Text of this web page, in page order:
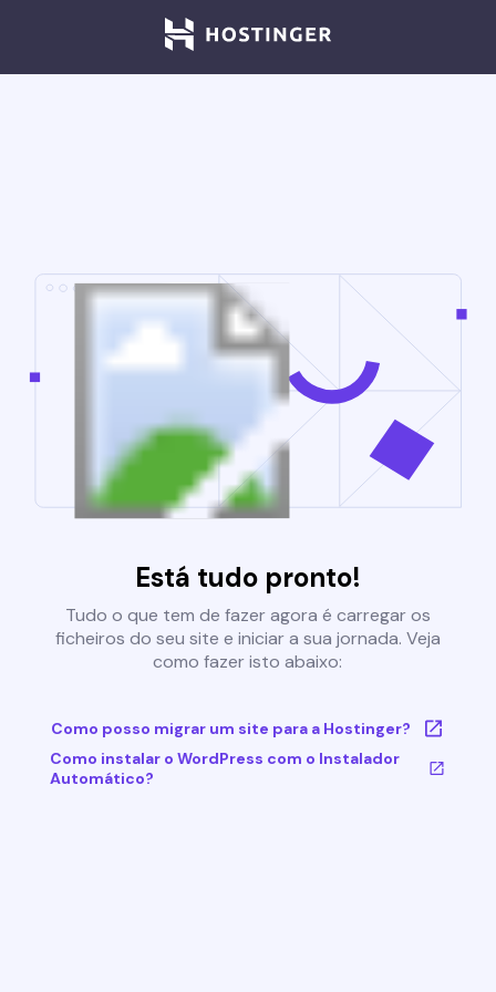
Está tudo pronto!
Tudo o que tem de fazer agora é carregar os
ficheiros do seu site e iniciar a sua jornada. Veja
como fazer isto abaixo:
Como posso migrar um site para a Hostinger?
Como instalar o WordPress com o Instalador
Automático?